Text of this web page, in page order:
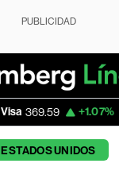
PUBLICIDAD
+1.07%
ESTADOS UNIDOS